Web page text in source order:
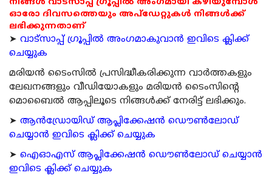
നിങ്ങൾ വാട്സാപ്പ് ഗ്രൂപ്പിൽ അംഗമായി കഴിയുമ്പോൾ
ഓരോ ദിവസത്തെയും അപ്ഡേറ്റുകൾ നിങ്ങൾക്ക്
ലഭിക്കുന്നതാണ്
➤ വാട്സാപ്പ് ഗ്രൂപ്പിൽ അംഗമാകുവാൻ ഇവിടെ ക്ലിക്ക്
ചെയ്യുക
മരിയന്‍ ടൈംസില്‍ പ്രസിദ്ധീകരിക്കുന്ന വാര്‍ത്തകളും
ലേഖനങ്ങളും വീഡിയോകളും മരിയന്‍ ടൈംസിന്റെ
മൊബൈല്‍ ആപ്പിലൂടെ നിങ്ങള്‍ക്ക് നേരിട്ട് ലഭിക്കും.
➤ ആന്‍ഡ്രോയിഡ് ആപ്ലിക്കേഷന്‍ ഡൌണ്‍ലോഡ്
ചെയ്യാന്‍ ഇവിടെ ക്ലിക്ക് ചെയ്യുക
➤ ഐഓഎസ് ആപ്ലിക്കേഷന്‍ ഡൌണ്‍ലോഡ് ചെയ്യാന്‍
ഇവിടെ ക്ലിക്ക് ചെയ്യുക